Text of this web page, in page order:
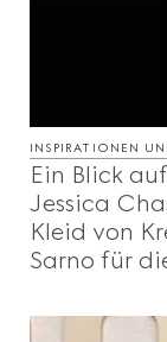
INSPIRATIONEN
Ein Blick
Jessica
Kleid von
Sarno für